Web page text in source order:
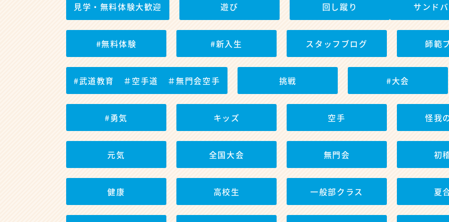
見学・無料体験大歓迎 遊び 回し蹴り サンド
#無料体験 #新入生 スタッフブログ 師範
#武道教育 ＃空手道 ＃無門会空手 挑戦 #大会
#勇気 キッズ 空手 怪我
元気 全国大会 無門会 初
健康 高校生 一般部クラス 夏